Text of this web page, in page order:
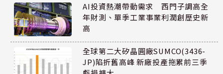
AI投資熱潮帶動需求 西門子調高全
年財測、單季工業事業利潤創歷史新
高
全球第二大矽晶圓廠SUMCO(3436-
JP)陷折舊高峰 新廠投產拖累前三季